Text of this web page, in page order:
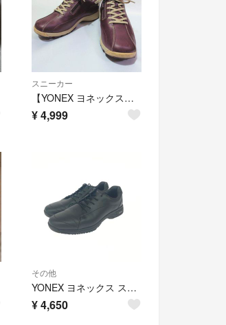
スニーカー
【YONEX ヨネックス】ウォーキングシューズ 24cm パープル レディース
¥4,999
その他
YONEX ヨネックス スニーカー 表記サイズ:24.5 パワークッション/24.5cm ブラック レディース / 240001205440
¥4,650